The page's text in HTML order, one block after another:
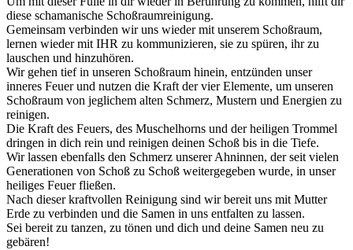
diese schamanische Schoßraumreinigung.
Gemeinsam verbinden wir uns wieder mit unserem Schoßraum,
lernen wieder mit IHR zu kommunizieren, sie zu spüren, ihr zu
lauschen und hinzuhören.
Wir gehen tief in unseren Schoßraum hinein, entzünden unser
inneres Feuer und nutzen die Kraft der vier Elemente, um unseren
Schoßraum von jeglichem alten Schmerz, Mustern und Energien zu
reinigen.
Die Kraft des Feuers, des Muschelhorns und der heiligen Trommel
dringen in dich rein und reinigen deinen Schoß bis in die Tiefe.
Wir lassen ebenfalls den Schmerz unserer Ahninnen, der seit vielen
Generationen von Schoß zu Schoß weitergegeben wurde, in unser
heiliges Feuer fließen.
Nach dieser kraftvollen Reinigung sind wir bereit uns mit Mutter
Erde zu verbinden und die Samen in uns entfalten zu lassen.
Sei bereit zu tanzen, zu tönen und dich und deine Samen neu zu
gebären!